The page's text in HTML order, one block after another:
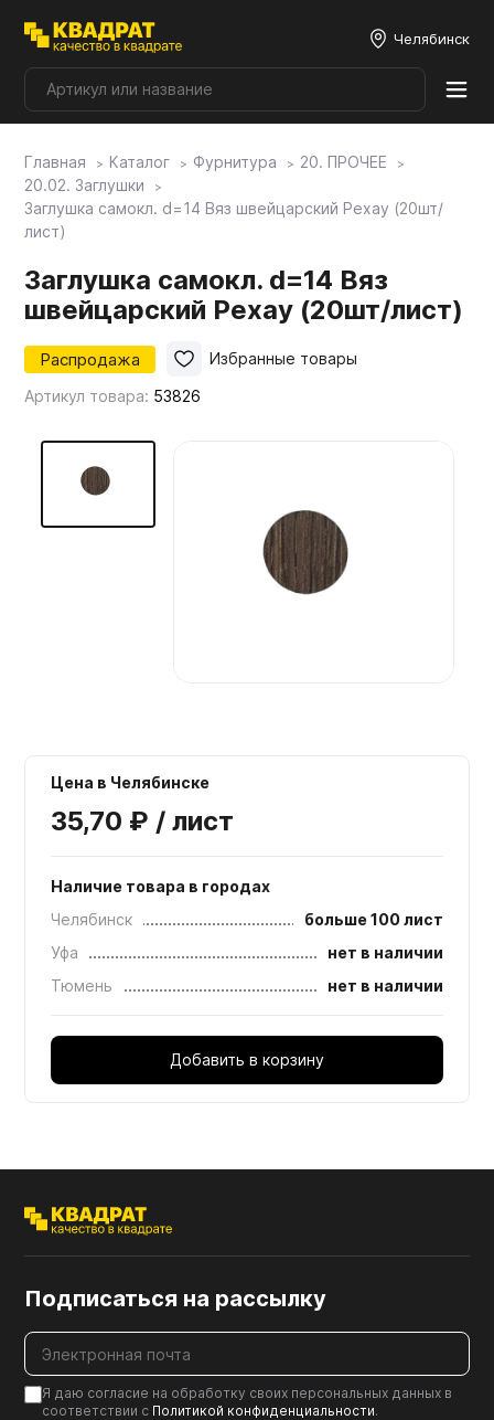
Челябинск
Плитные материалы
Фурнитура
Столешницы
Мебельные образцы, каталоги
Главная Каталог Фурнитура
20. ПРОЧЕЕ
20.02. Заглушки
Заглушка самокл. d=14 Вяз швейцарский Рехау (20шт/
лист)
Заглушка самокл. d=14 Вяз
швейцарский Рехау (20шт/лист)
Распродажа
Артикул товара: 53826
Избранные товары
Цена в Челябинске
35,70 ₽ / лист
Наличие товара в городах
Челябинск
больше 100 лист
Уфа
нет в наличии
Тюмень
нет в наличии
Добавить в корзину
Подписаться на рассылку
Я даю согласие на обработку своих персональных данных в
соответствии с Политикой конфиденциальности.